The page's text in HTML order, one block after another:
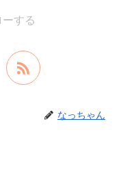
する
なっちゃん